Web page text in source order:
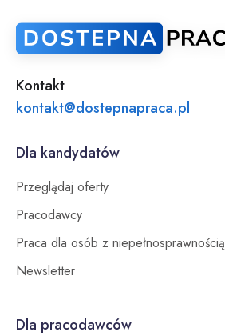
Kontakt
kontakt@dostepnapraca.pl
Dla kandydatów
Przeglądaj oferty
Pracodawcy
Praca dla osób z niepełnosprawnością
Newsletter
Dla pracodawców